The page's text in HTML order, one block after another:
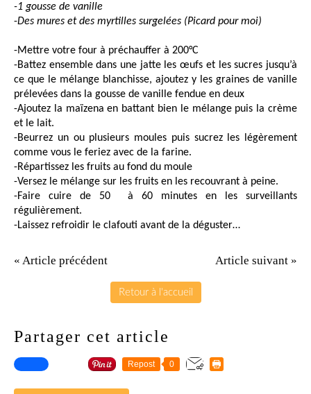
-1 gousse de vanille
-Des mures et des myrtilles surgelées (Picard pour moi)
-Mettre votre four à préchauffer à 200°C
-Battez ensemble dans une jatte les œufs et les sucres jusqu’à
ce que le mélange blanchisse, ajoutez y les graines de vanille
prélevées dans la gousse de vanille fendue en deux
-Ajoutez la maïzena en battant bien le mélange puis la crème
et le lait.
-Beurrez un ou plusieurs moules puis sucrez les légèrement
comme vous le feriez avec de la farine.
-Répartissez les fruits au fond du moule
-Versez le mélange sur les fruits en les recouvrant à peine.
-Faire cuire de 50 à 60 minutes en les surveillants
régulièrement.
-Laissez refroidir le clafouti avant de la déguster…
« Article précédent Article suivant »
Retour à l'accueil
Partager cet article
Repost 0